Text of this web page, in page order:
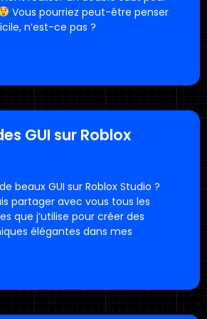
Vous pourriez peut-être penser
n’est-ce pas ?
GUI sur Roblox
beaux GUI sur Roblox Studio ?
partager avec vous tous les
que j’utilise pour créer des
élégantes dans mes